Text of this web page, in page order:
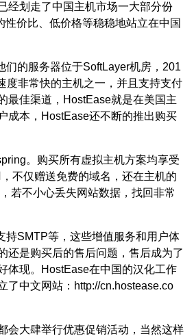
经划走了中国主机市场一大部分份
价比、低价格等稳稳地站立在中国
的服务器位于SoftLayer机房，201
度非常快的主机之一，并且支持支付
最佳渠道，HostEase就是在美国主
成本，HostEase还不断的推出购买
。购买所有虚拟主机方案均享受
不仅赠送免费的域名，还在主机的
若不小心丢失网站数据，找回非常
持SMTP等，这些增值服务和用户体
还是购买后的售后问题，售后成为了
体现。HostEase在中国的汉化工作
了中文网站：http://cn.hostease.co
会大肆举行优惠促销活动，当然这样